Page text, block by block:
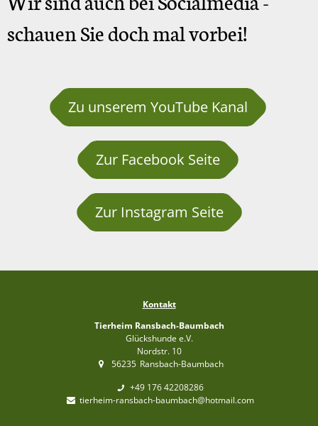
schauen Sie doch mal vorbei!
Zu unserem YouTube Kanal
Zur Facebook Seite
Zur Instagram Seite
Kontakt
Tierheim Ransbach-Baumbach
Glückshunde e.V.
Nordstr. 10
56235 Ransbach-Baumbach
+49 176 42208286
tierheim-ransbach-baumbach@hotmail.com